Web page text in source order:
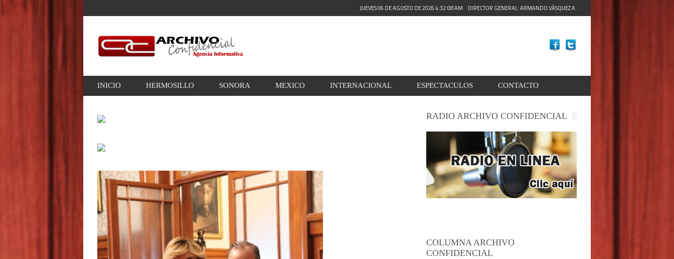
JUEVES 06 DE AGOSTO DE 2026 4:32:10 AM DIRECTOR GENERAL: ARMANDO VÁSQUEZ A.
INICIO HERMOSILLO SONORA MEXICO INTERNACIONAL ESPECTACULOS CONTACTO
RADIO ARCHIVO CONFIDENCIAL
COLUMNA ARCHIVO
CONFIDENCIAL